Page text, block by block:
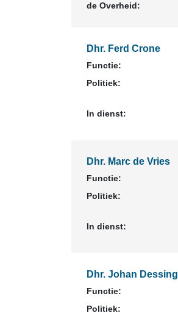
de Overheid:
Dhr. Ferd Crone
Functie:
Politiek:
In dienst:
Dhr. Marc de Vries
Functie:
Politiek:
In dienst:
Dhr. Johan Dessing
Functie:
Politiek: